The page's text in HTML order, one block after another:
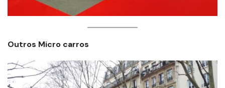
Outros Micro carros